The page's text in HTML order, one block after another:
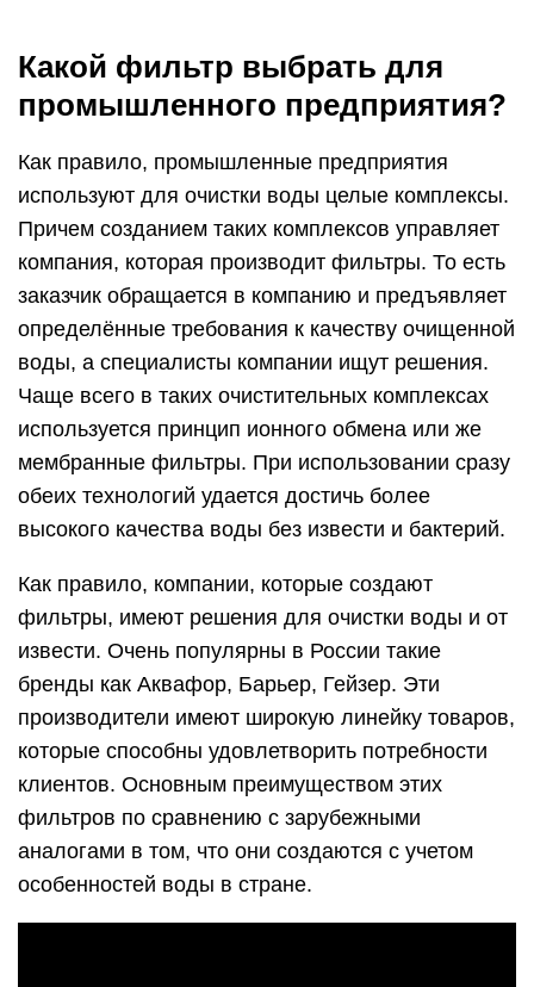
Какой фильтр выбрать для
промышленного предприятия?
Как правило, промышленные предприятия
используют для очистки воды целые комплексы.
Причем созданием таких комплексов управляет
компания, которая производит фильтры. То есть
заказчик обращается в компанию и предъявляет
определённые требования к качеству очищенной
воды, а специалисты компании ищут решения.
Чаще всего в таких очистительных комплексах
используется принцип ионного обмена или же
мембранные фильтры. При использовании сразу
обеих технологий удается достичь более
высокого качества воды без извести и бактерий.
Как правило, компании, которые создают
фильтры, имеют решения для очистки воды и от
извести. Очень популярны в России такие
бренды как Аквафор, Барьер, Гейзер. Эти
производители имеют широкую линейку товаров,
которые способны удовлетворить потребности
клиентов. Основным преимуществом этих
фильтров по сравнению с зарубежными
аналогами в том, что они создаются с учетом
особенностей воды в стране.